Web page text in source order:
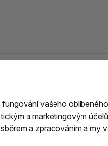
výrobu
na
fungování vašeho
a marketingovým
a zpracováním a my